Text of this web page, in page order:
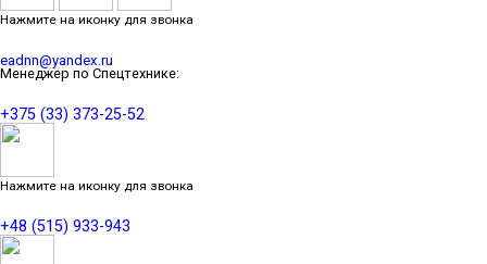
Нажмите на иконку для звонка
eadnn@yandex.ru
Менеджер по Спецтехнике:
+375 (33) 373-25-52
Нажмите на иконку для звонка
+48 (515) 933-943